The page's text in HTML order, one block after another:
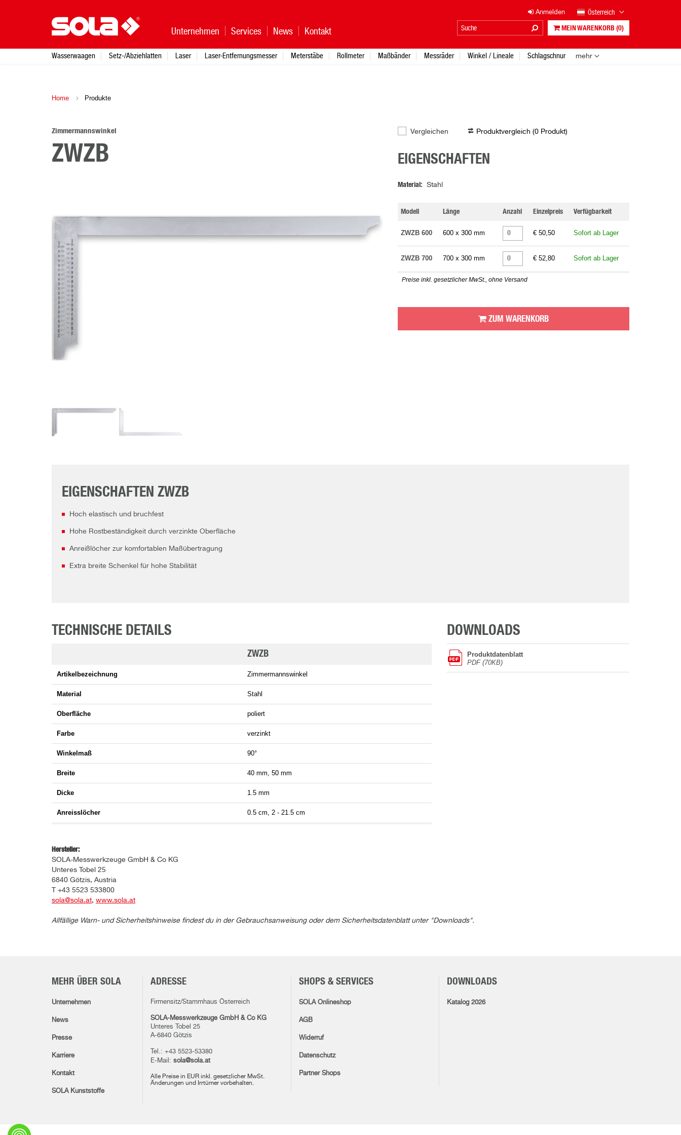
Home Produkte
Zimmermannswinkel
ZWZB
Vergleichen Produktvergleich (0 Produkt)
EIGENSCHAFTEN
Material Stahl
Modell Länge Anzahl Einzelpreis Verfügbarkeit
ZWZB 600 600 x 300 mm € 50,50 Sofort ab Lager
ZWZB 700 700 x 300 mm € 52,80 Sofort ab Lager
Preise inkl. gesetzlicher MwSt., ohne Versand
ZUM WARENKORB
EIGENSCHAFTEN ZWZB
Hoch elastisch und bruchfest
Hohe Rostbeständigkeit durch verzinkte Oberfläche
Anreißlöcher zur komfortablen Maßübertragung
Extra breite Schenkel für hohe Stabilität
TECHNISCHE DETAILS
ZWZB
Artikelbezeichnung Zimmermannswinkel
Material Stahl
Oberfläche poliert
Farbe verzinkt
Winkelmaß 90°
Breite 40 mm, 50 mm
Dicke 1.5 mm
Anreisslöcher 0.5 cm, 2 - 21.5 cm
DOWNLOADS
Produktdatenblatt
PDF (70KB)
Hersteller:
SOLA-Messwerkzeuge GmbH & Co KG
Unteres Tobel 25
6840 Götzis, Austria
T +43 5523 533800
sola@sola.at, www.sola.at
Allfällige Warn- und Sicherheitshinweise findest du in der Gebrauchsanweisung oder dem Sicherheitsdatenblatt unter "Downloads".
MEHR ÜBER SOLA
Unternehmen
News
Presse
Karriere
Kontakt
SOLA Kunststoffe
ADRESSE
Firmensitz/Stammhaus Österreich
SOLA-Messwerkzeuge GmbH & Co KG
Unteres Tobel 25
A-6840 Götzis
Tel.: +43 5523-53380
E-Mail: sola@sola.at
Alle Preise in EUR inkl. gesetzlicher MwSt.
Änderungen und Irrtümer vorbehalten.
SHOPS & SERVICES
SOLA Onlineshop
AGB
Widerruf
Datenschutz
Partner Shops
DOWNLOADS
Katalog 2026
Unternehmen Services News Kontakt
Anmelden Österreich
MEIN WARENKORB (0)
Wasserwaagen Setz-/Abziehlatten Laser Laser-Entfernungsmesser Meterstäbe Rollmeter Maßbänder Messräder Winkel / Lineale Schlagschnur mehr